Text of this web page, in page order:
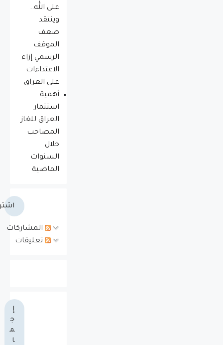
على الله..
وينتقد
ضعف
الموقف
الرسمي إزاء
الاعتداءات
على العراق
أهمية
استثمار
العراق للغاز
المصاحب
خلال
السنوات
الماضية
المشاركات
تعليقات
إ
ج
م
ا